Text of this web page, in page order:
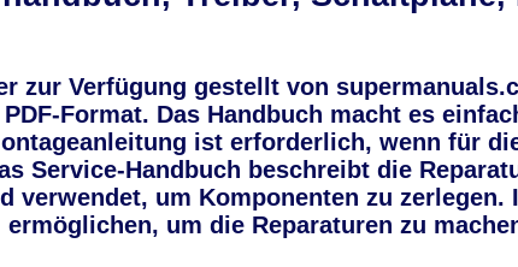
zur Verfügung gestellt von
Format. Das Handbuch macht es
ist erforderlich, wenn für
Service-Handbuch beschreibt die
verwendet, um Komponenten zu zerlegen.
ermöglichen, um die Reparaturen zu